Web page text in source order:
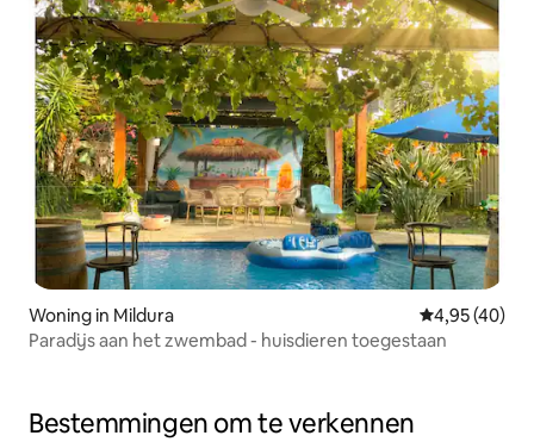
Woning in Mildura Gemiddelde
4,95 (40)
Paradijs aan het zwembad - huisdieren toegestaan
Bestemmingen om te verkennen